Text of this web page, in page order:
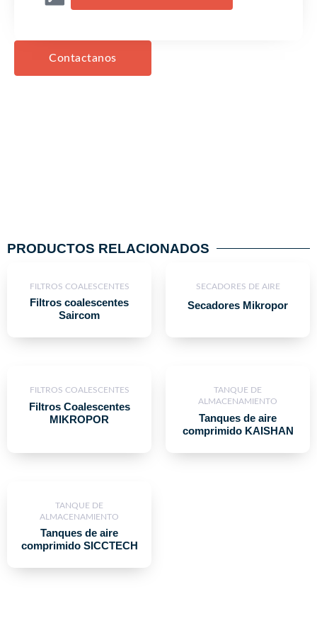
Contactanos
PRODUCTOS RELACIONADOS
FILTROS COALESCENTES
Filtros coalescentes
Saircom
SECADORES DE AIRE
Secadores Mikropor
FILTROS COALESCENTES
Filtros Coalescentes
MIKROPOR
TANQUE DE
ALMACENAMIENTO
Tanques de aire
comprimido KAISHAN
TANQUE DE
ALMACENAMIENTO
Tanques de aire
comprimido SICCTECH